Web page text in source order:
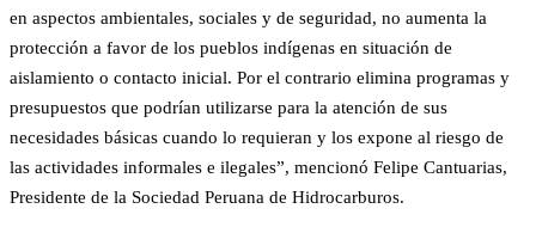
en aspectos ambientales, sociales y de seguridad, no aumenta la
protección a favor de los pueblos indígenas en situación de
aislamiento o contacto inicial. Por el contrario elimina programas y
presupuestos que podrían utilizarse para la atención de sus
necesidades básicas cuando lo requieran y los expone al riesgo de
las actividades informales e ilegales”, mencionó Felipe Cantuarias,
Presidente de la Sociedad Peruana de Hidrocarburos.